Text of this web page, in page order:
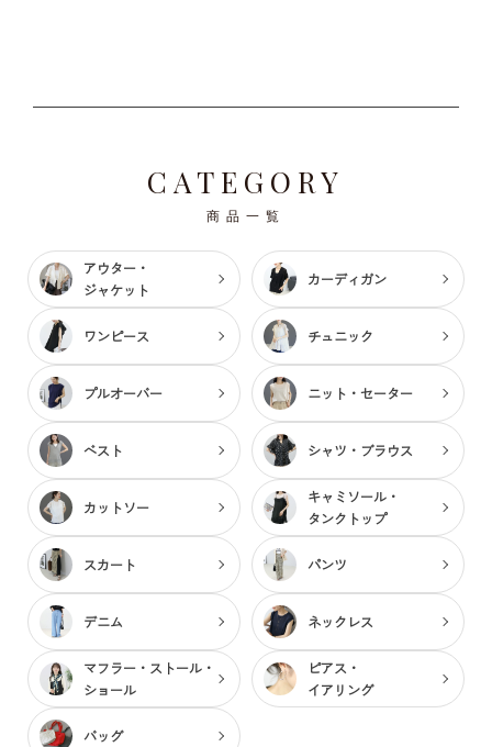
CATEGORY
商品一覧
アウター・
ジャケット
カーディガン
ワンピース チュニック
プルオーバー ニット・セーター
ベスト シャツ・ブラウス
カットソー
キャミソール・
タンクトップ
スカート パンツ
デニム ネックレス
マフラー・ストール・
ショール
ピアス・
イアリング
バッグ